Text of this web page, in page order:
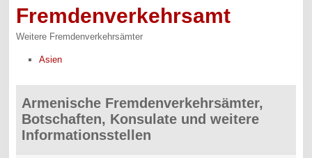
Fremdenverkehrsamt
Weitere Fremdenverkehrsämter
Asien
Armenische Fremdenverkehrsämter,
Botschaften, Konsulate und weitere
Informationsstellen